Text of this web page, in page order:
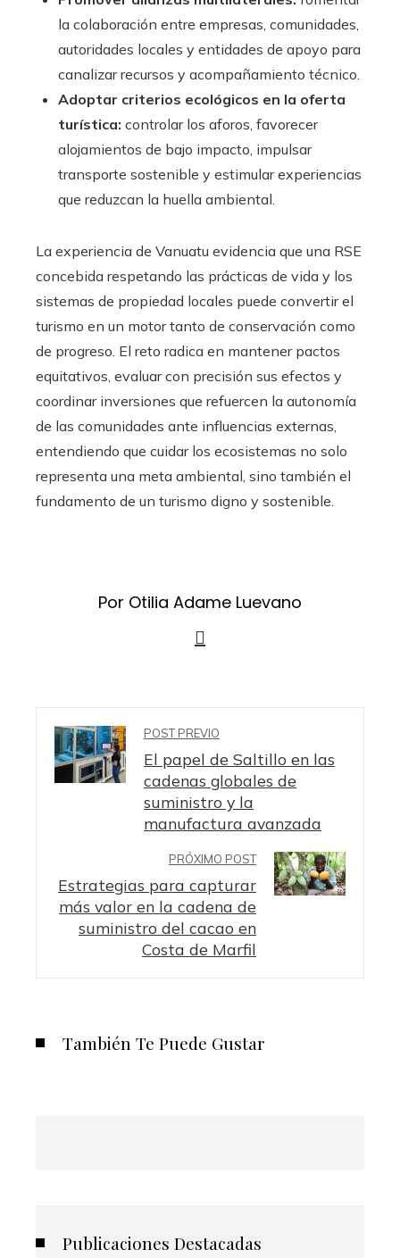
la colaboración entre empresas, comunidades,
autoridades locales y entidades de apoyo para
canalizar recursos y acompañamiento técnico.
Adoptar criterios ecológicos en la oferta
turística: controlar los aforos, favorecer
alojamientos de bajo impacto, impulsar
transporte sostenible y estimular experiencias
que reduzcan la huella ambiental.
La experiencia de Vanuatu evidencia que una RSE
concebida respetando las prácticas de vida y los
sistemas de propiedad locales puede convertir el
turismo en un motor tanto de conservación como
de progreso. El reto radica en mantener pactos
equitativos, evaluar con precisión sus efectos y
coordinar inversiones que refuercen la autonomía
de las comunidades ante influencias externas,
entendiendo que cuidar los ecosistemas no solo
representa una meta ambiental, sino también el
fundamento de un turismo digno y sostenible.
Por Otilia Adame Luevano
POST PREVIO
El papel de Saltillo en las
cadenas globales de
suministro y la
manufactura avanzada
PRÓXIMO POST
Estrategias para capturar
más valor en la cadena de
suministro del cacao en
Costa de Marfil
También Te Puede Gustar
Publicaciones Destacadas